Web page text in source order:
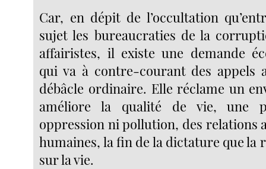
Car, en dépit de l’occultation
sujet les bureaucraties de la
affairistes, il existe une demande
qui va à contre-courant des appels
débâcle ordinaire. Elle réclame un
améliore la qualité de vie, une
oppression ni pollution, des relations
humaines, la fin de la dictature que la
sur la vie.